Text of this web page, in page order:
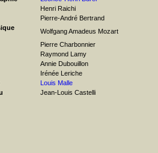
Henri Raichi
Pierre-André Bertrand
Wolfgang Amadeus Mozart
Pierre Charbonnier
Raymond Lamy
Annie Dubouillon
Irénée Leriche
Louis Malle
Jean-Louis Castelli